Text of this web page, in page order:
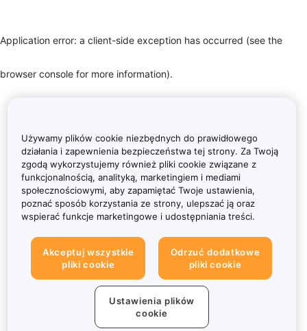
Application error: a client-side exception has occurred (see the
browser console for more information).
Używamy plików cookie niezbędnych do prawidłowego
działania i zapewnienia bezpieczeństwa tej strony. Za Twoją
zgodą wykorzystujemy również pliki cookie związane z
funkcjonalnością, analityką, marketingiem i mediami
społecznościowymi, aby zapamiętać Twoje ustawienia,
poznać sposób korzystania ze strony, ulepszać ją oraz
wspierać funkcje marketingowe i udostępniania treści.
Akceptuj wszystkie
pliki cookie
Odrzuć dodatkowe
pliki cookie
Ustawienia plików
cookie